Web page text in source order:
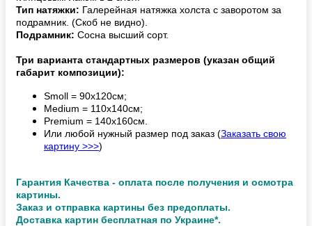
Тип натяжки: Галерейная натяжка холста с заворотом за
подрамник. (Скоб не видно).
Подрамник: Сосна высший сорт.
Три варианта стандартных размеров (указан общий
габарит композиции):
Smoll = 90х120см;
Medium = 110х140см;
Premium = 140х160см.
Или любой нужный размер под заказ (Заказать свою
картину >>>)
Гарантия Качества - оплата после получения и осмотра
картины.
Заказ и отправка картины без предоплаты.
Доставка картин бесплатная по Украине*.